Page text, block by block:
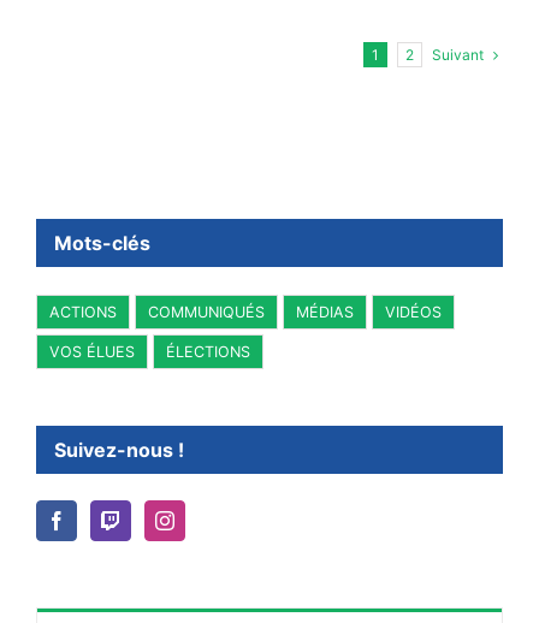
1 2 Suivant
Mots-clés
ACTIONS COMMUNIQUÉS MÉDIAS VIDÉOS
VOS ÉLUES ÉLECTIONS
Suivez-nous !